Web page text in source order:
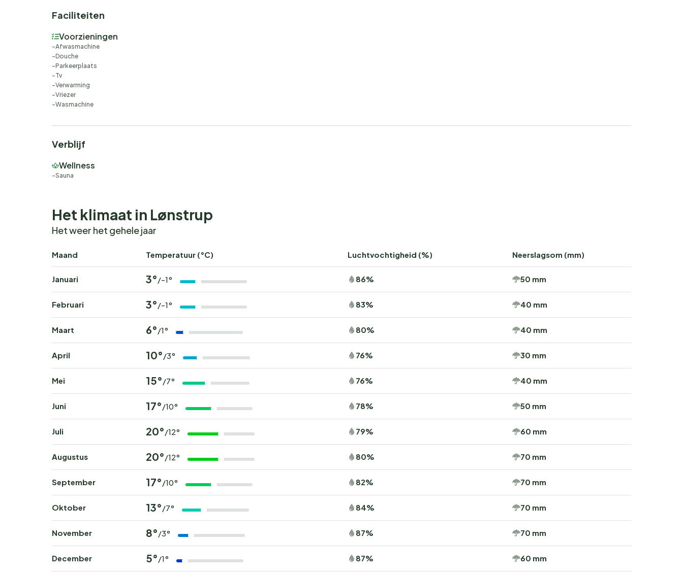
Faciliteiten
Voorzieningen
Afwasmachine
Douche
Parkeerplaats
Tv
Verwarming
Vriezer
Wasmachine
Verblijf
Wellness
Sauna
Het klimaat in Lønstrup
Het weer het gehele jaar
Maand Temperatuur (°C) Luchtvochtigheid (%) Neerslagsom (mm)
Januari 3° /-1° 86% 50 mm
Februari 3° /-1° 83% 40 mm
Maart 6° /1° 80% 40 mm
April 10° /3° 76% 30 mm
Mei 15° /7° 76% 40 mm
Juni 17° /10° 78% 50 mm
Juli 20° /12° 79% 60 mm
Augustus 20° /12° 80% 70 mm
September 17° /10° 82% 70 mm
Oktober 13° /7° 84% 70 mm
November 8° /3° 87% 70 mm
December 5° /1° 87% 60 mm